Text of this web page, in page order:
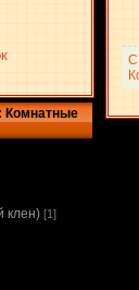
Комнатные
клен) [1]
С